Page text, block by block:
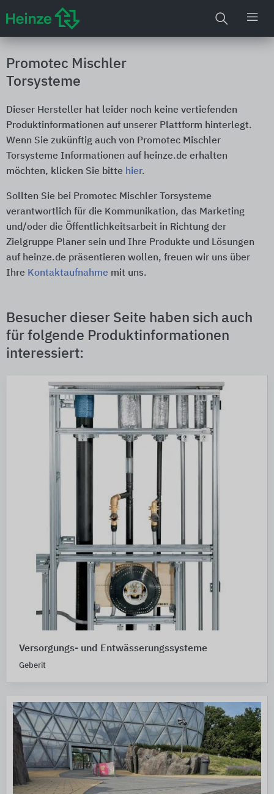
Promotec Mischler
Torsysteme
Dieser Hersteller hat leider noch keine vertiefenden
Produktinformationen auf unserer Plattform hinterlegt.
Wenn Sie zukünftig auch von Promotec Mischler
Torsysteme Informationen auf heinze.de erhalten
möchten, klicken Sie bitte hier.
Sollten Sie bei Promotec Mischler Torsysteme
verantwortlich für die Kommunikation, das Marketing
und/oder die Öffentlichkeitsarbeit in Richtung der
Zielgruppe Planer sein und Ihre Produkte und Lösungen
auf heinze.de präsentieren wollen, freuen wir uns über
Ihre Kontaktaufnahme mit uns.
Besucher dieser Seite haben sich auch
für folgende Produktinformationen
interessiert:
Versorgungs- und Entwässerungssysteme
Geberit